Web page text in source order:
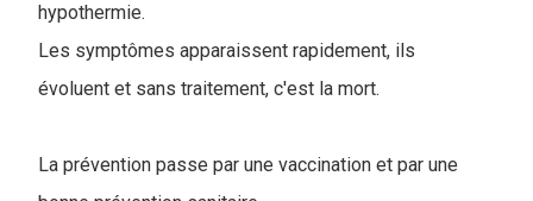
hypothermie.
Les symptômes apparaissent rapidement, ils
évoluent et sans traitement, c'est la mort.
La prévention passe par une vaccination et par une